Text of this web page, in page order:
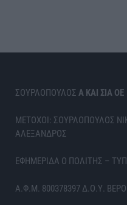
ΣΟΥΡΛΟΠΟΥΛΟΣ Α ΚΑΙ ΣΙΑ ΟΕ
ΜΕΤΟΧΟΙ: ΣΟΥΡΛΟΠΟΥΛΟΣ
ΑΛΕΞΑΝΔΡΟΣ
ΕΦΗΜΕΡΙΔΑ Ο ΠΟΛΙΤΗΣ –
Α.Φ.Μ. 800378397 Δ.Ο.Υ.